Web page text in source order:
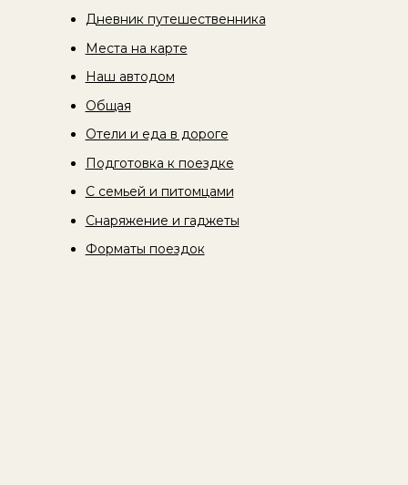
Дневник путешественника
Места на карте
Наш автодом
Общая
Отели и еда в дороге
Подготовка к поездке
С семьей и питомцами
Снаряжение и гаджеты
Форматы поездок